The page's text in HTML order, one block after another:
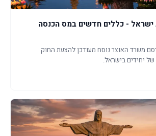
ישראל - כללים חדשים במס הכנסה
02.07.2025 פרסם משרד האוצר נוסח מעודכן להצעת החוק
יחידים בישראל.